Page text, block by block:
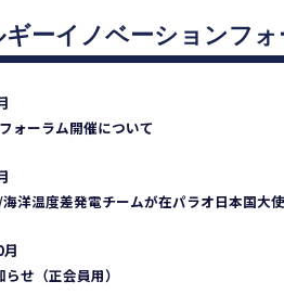
ーイノベーションフ
ォーラム開催について
洋温度差発電チームが在パラオ日本国大
せ（正会員用）